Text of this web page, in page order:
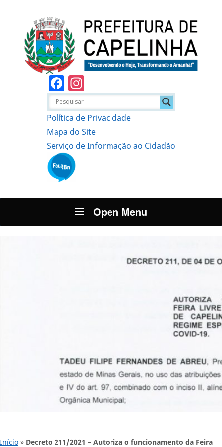
Facebook
Política de Privacidade
Mapa do Site
Serviço de Informação ao Cidadão
Open Menu
Início » Decreto 211/2021 – Autoriza o funcionamento da Feira